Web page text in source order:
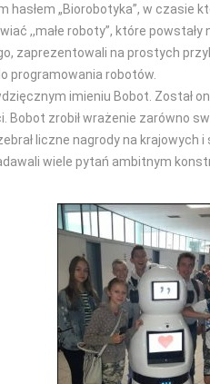
hasłem „Biorobotyka”, w
,,małe roboty”, które
zaprezentowali na prostych
programowania robotów.
imieniu Bobot. Został
zrobił wrażenie zarówno
liczne nagrody na
wiele pytań ambitnym